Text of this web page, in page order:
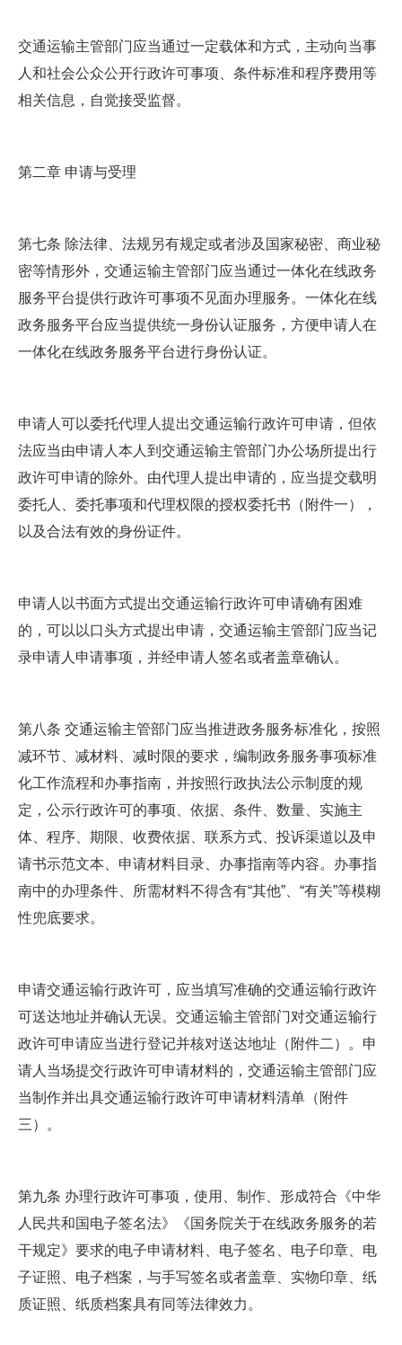
交通运输主管部门应当通过一定载体和方式，主动向当事
人和社会公众公开行政许可事项、条件标准和程序费用等
相关信息，自觉接受监督。
第二章 申请与受理
第七条 除法律、法规另有规定或者涉及国家秘密、商业秘
密等情形外，交通运输主管部门应当通过一体化在线政务
服务平台提供行政许可事项不见面办理服务。一体化在线
政务服务平台应当提供统一身份认证服务，方便申请人在
一体化在线政务服务平台进行身份认证。
申请人可以委托代理人提出交通运输行政许可申请，但依
法应当由申请人本人到交通运输主管部门办公场所提出行
政许可申请的除外。由代理人提出申请的，应当提交载明
委托人、委托事项和代理权限的授权委托书（附件一），
以及合法有效的身份证件。
申请人以书面方式提出交通运输行政许可申请确有困难
的，可以以口头方式提出申请，交通运输主管部门应当记
录申请人申请事项，并经申请人签名或者盖章确认。
第八条 交通运输主管部门应当推进政务服务标准化，按照
减环节、减材料、减时限的要求，编制政务服务事项标准
化工作流程和办事指南，并按照行政执法公示制度的规
定，公示行政许可的事项、依据、条件、数量、实施主
体、程序、期限、收费依据、联系方式、投诉渠道以及申
请书示范文本、申请材料目录、办事指南等内容。办事指
南中的办理条件、所需材料不得含有“其他”、“有关”等模糊
性兜底要求。
申请交通运输行政许可，应当填写准确的交通运输行政许
可送达地址并确认无误。交通运输主管部门对交通运输行
政许可申请应当进行登记并核对送达地址（附件二）。申
请人当场提交行政许可申请材料的，交通运输主管部门应
当制作并出具交通运输行政许可申请材料清单（附件
三）。
第九条 办理行政许可事项，使用、制作、形成符合《中华
人民共和国电子签名法》《国务院关于在线政务服务的若
干规定》要求的电子申请材料、电子签名、电子印章、电
子证照、电子档案，与手写签名或者盖章、实物印章、纸
质证照、纸质档案具有同等法律效力。